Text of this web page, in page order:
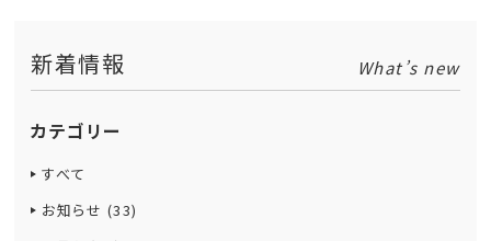
新着情報 What’s new
カテゴリー
すべて
お知らせ (33)